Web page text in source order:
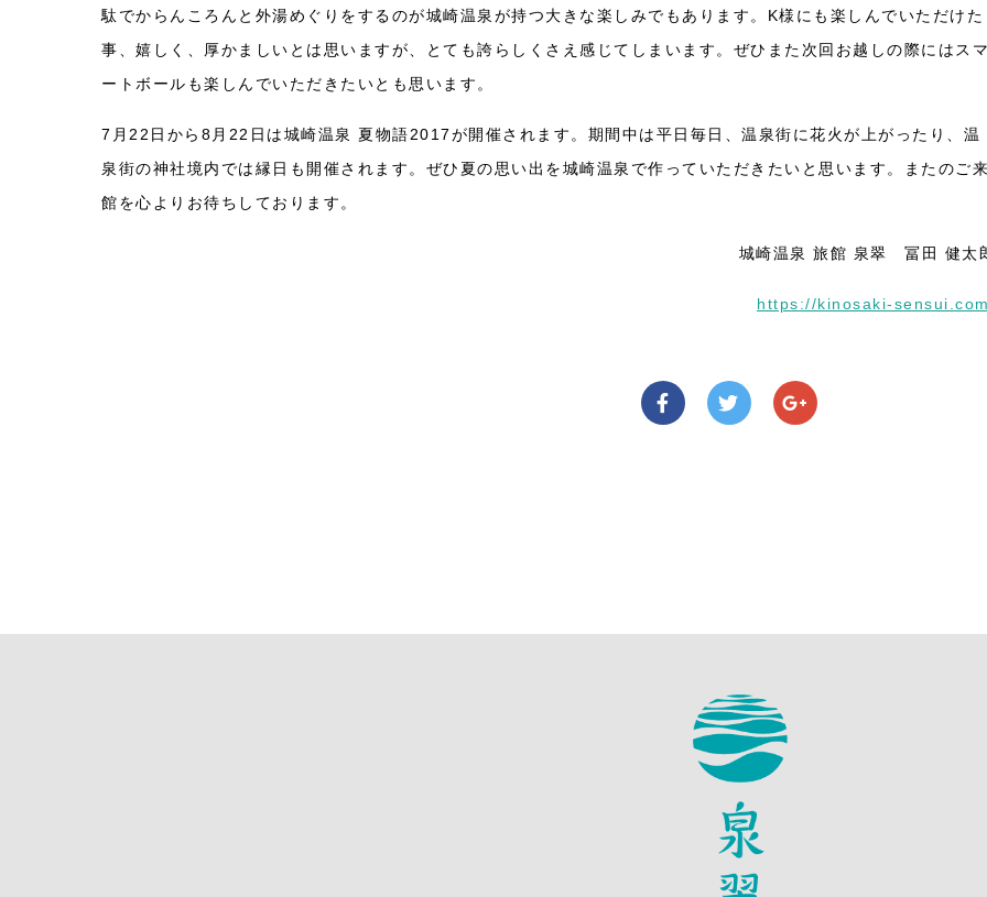
駄でからんころんと外湯めぐりをするのが城崎温泉が持つ大きな楽しみでもあります。K様にも楽しんでいただけた
事、嬉しく、厚かましいとは思いますが、とても誇らしくさえ感じてしまいます。ぜひまた次回お越しの際にはスマ
ートボールも楽しんでいただきたいとも思います。
7月22日から8月22日は城崎温泉 夏物語2017が開催されます。期間中は平日毎日、温泉街に花火が上がったり、温
泉街の神社境内では縁日も開催されます。ぜひ夏の思い出を城崎温泉で作っていただきたいと思います。またのご来
館を心よりお待ちしております。
城崎温泉 旅館 泉翠 冨田 健太
https://kinosaki-